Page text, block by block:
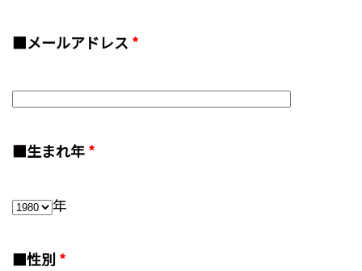
■メールアドレス *
■生まれ年*
年
■性別*